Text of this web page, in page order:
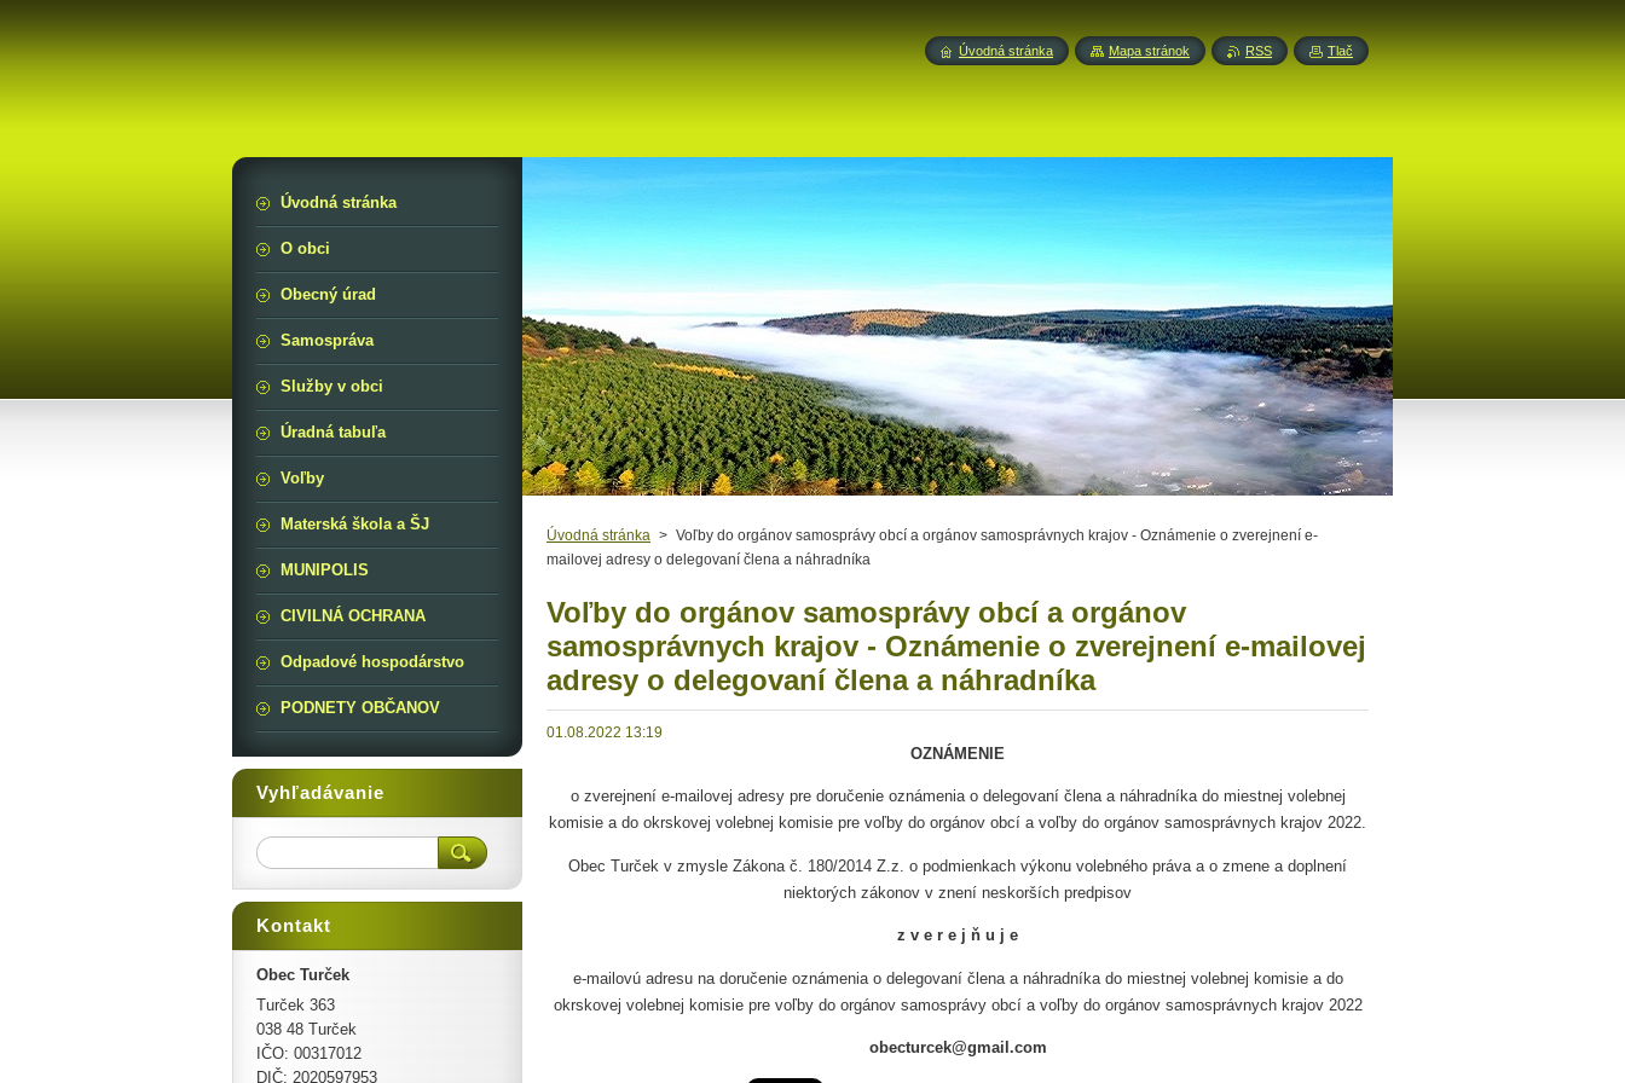
Úvodná stránka > Voľby do orgánov samosprávy obcí a orgánov samosprávnych krajov - Oznámenie o zverejnení e-
mailovej adresy o delegovaní člena a náhradníka
Voľby do orgánov samosprávy obcí a orgánov
samosprávnych krajov - Oznámenie o zverejnení e-mailovej
adresy o delegovaní člena a náhradníka
01.08.2022 13:19
OZNÁMENIE
o zverejnení e-mailovej adresy pre doručenie oznámenia o delegovaní člena a náhradníka do miestnej volebnej
komisie a do okrskovej volebnej komisie pre voľby do orgánov obcí a voľby do orgánov samosprávnych krajov 2022.
Obec Turček v zmysle Zákona č. 180/2014 Z.z. o podmienkach výkonu volebného práva a o zmene a doplnení
niektorých zákonov v znení neskorších predpisov
z v e r e j ň u j e
e-mailovú adresu na doručenie oznámenia o delegovaní člena a náhradníka do miestnej volebnej komisie a do
okrskovej volebnej komisie pre voľby do orgánov samosprávy obcí a voľby do orgánov samosprávnych krajov 2022
obecturcek@gmail.com
Úvodná stránka
O obci
Obecný úrad
Samospráva
Služby v obci
Úradná tabuľa
Voľby
Materská škola a ŠJ
MUNIPOLIS
CIVILNÁ OCHRANA
Odpadové hospodárstvo
PODNETY OBČANOV
Vyhľadávanie
Kontakt
Obec Turček
Turček 363
038 48 Turček
IČO: 00317012
DIČ: 2020597953
Úvodná stránka Mapa stránok RSS Tlač